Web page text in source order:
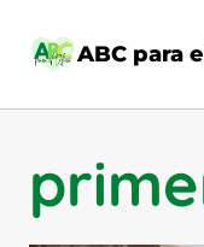
ABC para